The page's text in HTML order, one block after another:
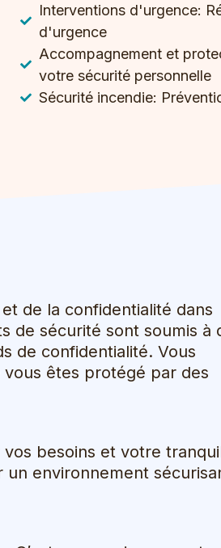
Interventions d'urgence:
d'urgence
Accompagnement et
votre sécurité personnelle
Sécurité incendie:
de la confidentialité dans
de sécurité sont soumis à
de confidentialité. Vous
vous êtes protégé par des
besoins et votre
environnement